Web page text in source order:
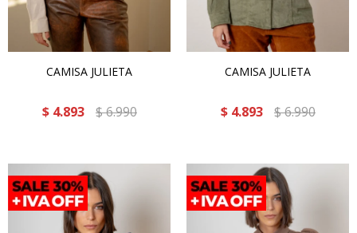
CAMISA JULIETA
$ 4.893 $6.990
CAMISA JULIETA
$ 4.893 $6.990